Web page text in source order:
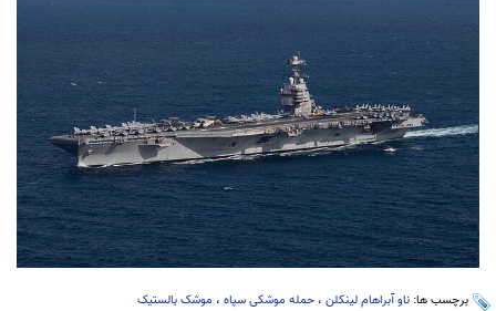
برچسب ها: ناو آبراهام لینکلن ، حمله موشکی سپاه ، موشک بالستیک